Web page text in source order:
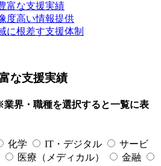
富な支援実績
度高い情報提供
に根差す支援体制
な支援実績
界・職種を選択すると一覧に表
化学 IT・デジタル
サービ
医療（メディカル）
金融